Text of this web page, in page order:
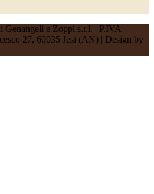
Genangeli e Zoppi s.r.l. | P.IVA
27, 60035 Jesi (AN) | Design by